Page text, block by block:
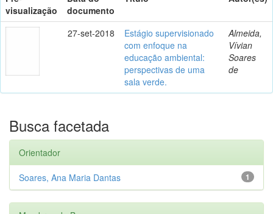
visualização
documento
27-set-2018
Estágio supervisionado
com enfoque na
educação ambiental:
perspectivas de uma
sala verde.
Almeida,
Vívian
Soares
de
Busca facetada
Orientador
1
Soares, Ana Maria Dantas